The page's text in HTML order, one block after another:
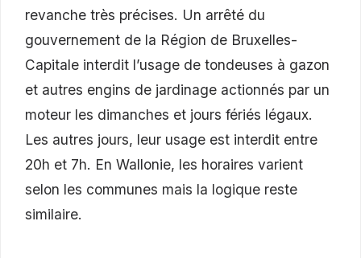
revanche très précises. Un arrêté du
gouvernement de la Région de Bruxelles-
Capitale interdit l’usage de tondeuses à gazon
et autres engins de jardinage actionnés par un
moteur les dimanches et jours fériés légaux.
Les autres jours, leur usage est interdit entre
20h et 7h. En Wallonie, les horaires varient
selon les communes mais la logique reste
similaire.